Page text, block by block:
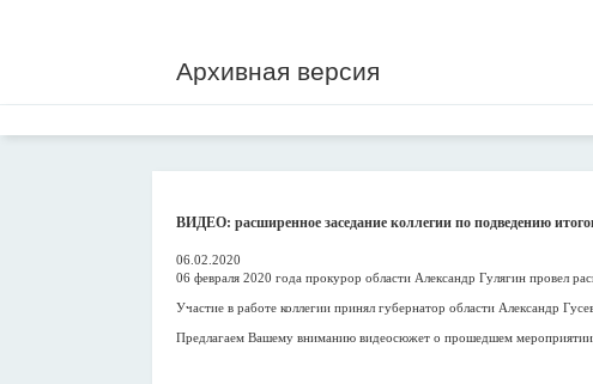
Архивная версия
ВИДЕО: расширенное заседание коллегии по подведению
06.02.2020
06 февраля 2020 года прокурор области Александр Гулягин провел
Участие в работе коллегии принял губернатор области Александр
Предлагаем Вашему вниманию видеосюжет о прошедшем